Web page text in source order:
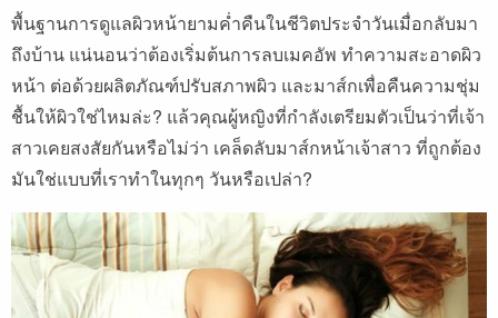
พื้นฐานการดูแลผิวหน้ายามค่ำคืนในชีวิตประจำวันเมื่อกลับมา
ถึงบ้าน แน่นอนว่าต้องเริ่มต้นการลบเมคอัพ ทำความสะอาดผิว
หน้า ต่อด้วยผลิตภัณฑ์ปรับสภาพผิว และมาส์กเพื่อคืนความชุ่ม
ชื้นให้ผิวใช่ไหมล่ะ? แล้วคุณผู้หญิงที่กำลังเตรียมตัวเป็นว่าที่เจ้า
สาวเคยสงสัยกันหรือไม่ว่า เคล็ดลับมาส์กหน้าเจ้าสาว ที่ถูกต้อง
มันใช่แบบที่เราทำในทุกๆ วันหรือเปล่า?